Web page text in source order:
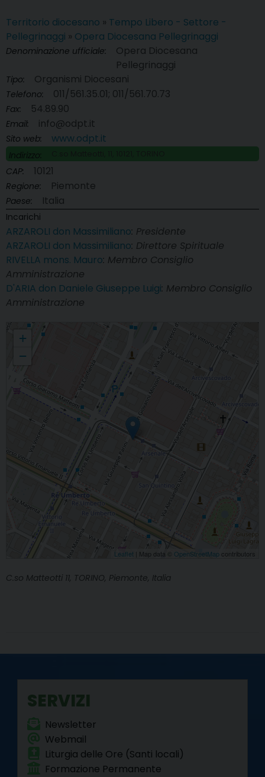
Territorio diocesano » Tempo Libero - Settore -
Pellegrinaggi » Opera Diocesana Pellegrinaggi
Denominazione ufficiale:
Opera Diocesana
Pellegrinaggi
Tipo: Organismi Diocesani
Telefono: 011/561.35.01; 011/561.70.73
Fax: 54.89.90
Email: info@odpt.it
Sito web: www.odpt.it
Indirizzo:
CAP: 10121
Regione: Piemonte
Paese: Italia
Incarichi
ARZAROLI don Massimiliano : Presidente
ARZAROLI don Massimiliano : Direttore Spirituale
RIVELLA mons. Mauro : Membro Consiglio
Amministrazione
D'ARIA don Daniele Giuseppe Luigi : Membro Consiglio
Amministrazione
Opera Diocesana Pellegrinaggi
+
−
Leaflet | Map data © OpenStreetMap contributors
C.so Matteotti 11, TORINO, Piemonte, Italia
SERVIZI
Newsletter
Webmail
Liturgia delle Ore (Santi locali)
Formazione Permanente